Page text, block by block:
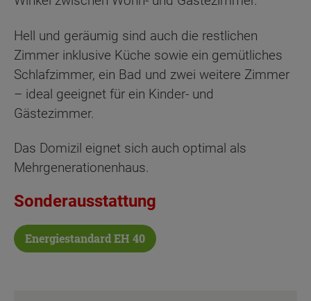
Hell und geräumig sind auch die restlichen
Zimmer inklusive Küche sowie ein gemütliches
Schlafzimmer, ein Bad und zwei weitere Zimmer
– ideal geeignet für ein Kinder- und
Gästezimmer.
Das Domizil eignet sich auch optimal als
Mehrgenerationenhaus.
Sonderausstattung
Energiestandard EH 40